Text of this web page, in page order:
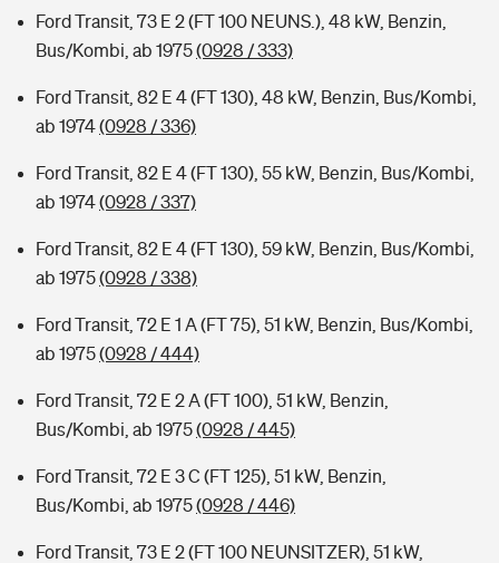
Ford Transit, 73 E 2 (FT 100 NEUNS.), 48 kW, Benzin,
Bus/Kombi, ab 1975(0928 / 333)
Ford Transit, 82 E 4 (FT 130), 48 kW, Benzin, Bus/Kombi,
ab 1974(0928 / 336)
Ford Transit, 82 E 4 (FT 130), 55 kW, Benzin, Bus/Kombi,
ab 1974(0928 / 337)
Ford Transit, 82 E 4 (FT 130), 59 kW, Benzin, Bus/Kombi,
ab 1975(0928 / 338)
Ford Transit, 72 E 1 A (FT 75), 51 kW, Benzin, Bus/Kombi,
ab 1975(0928 / 444)
Ford Transit, 72 E 2 A (FT 100), 51 kW, Benzin,
Bus/Kombi, ab 1975(0928 / 445)
Ford Transit, 72 E 3 C (FT 125), 51 kW, Benzin,
Bus/Kombi, ab 1975(0928 / 446)
Ford Transit, 73 E 2 (FT 100 NEUNSITZER), 51 kW,